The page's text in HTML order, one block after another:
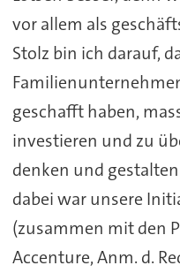
vor allem als
Stolz bin ich darauf,
geschafft haben,
investieren und zu
denken und
dabei war unsere
(zusammen mit den
Accenture, Anm. d.